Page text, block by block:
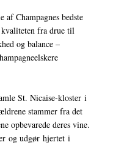
Champagnes bedste
fra drue til
og balance –
St. Nicaise-kloster i
stammer fra det
opbevarede deres vine.
og udgør hjertet i